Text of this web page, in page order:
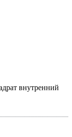
внутренний